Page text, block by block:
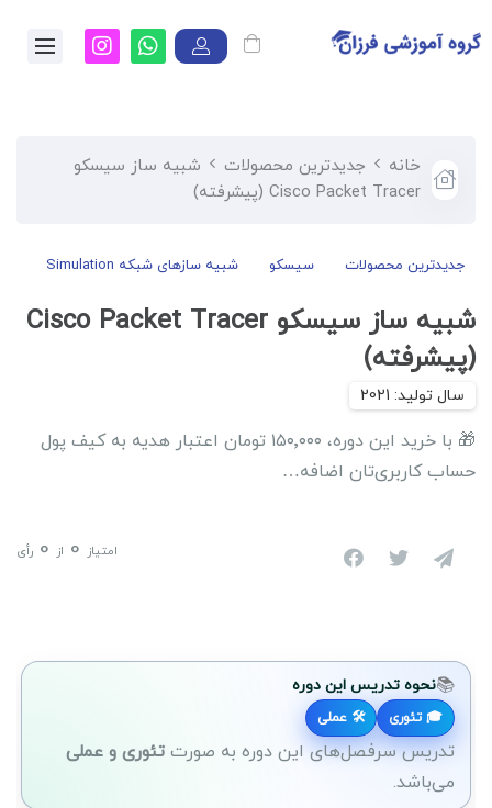
خانه جدیدترین محصولات
شبیه ساز سیسکو
Cisco Packet Tracer (پیشرفته)
جدیدترین محصولات سیسکو شبیه سازهای شبکه Simulation
شبیه ساز سیسکو Cisco Packet Tracer
(پیشرفته)
🎁 با خرید این دوره، ۱۵۰٬۰۰۰ تومان اعتبار هدیه به کیف پول
حساب کاربری‌تان اضافه…
امتیاز 0 از 0 رأی
📚نحوه تدریس این دوره
🎓 تئوری 🛠 عملی
تدریس سرفصل‌های این دوره به صورت تئوری و عملی
می‌باشد.